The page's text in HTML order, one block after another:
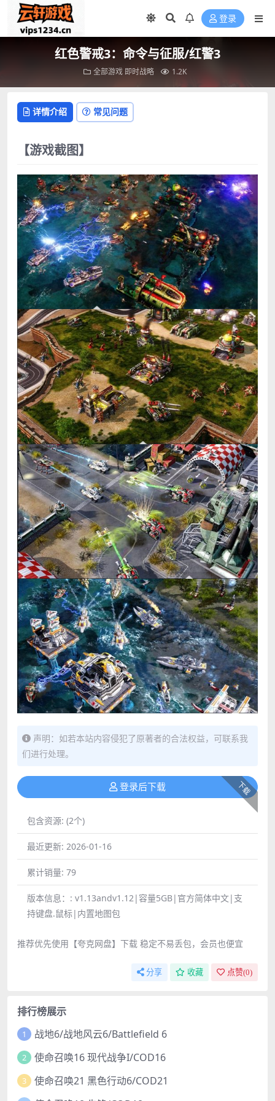
登录
红色警戒3：命令与征服/红警3
全部游戏即时战略 1.2K
详情介绍 常见问题
【游戏截图】
声明：如若本站内容侵犯了原著者的合法权益，可联系我
们进行处理。
下载
登录后下载
包含资源: (2个)
最近更新: 2026-01-16
累计销量: 79
版本信息：: v1.13andv1.12|容量5GB|官方简体中文|支
持键盘.鼠标|内置地图包
推荐优先使用【夸克网盘】下载 稳定不易丢包，会员也便宜
分享 收藏 点赞(0)
排行榜展示
1 战地6/战地风云6/Battlefield 6
2 使命召唤16 现代战争I/COD16
3 使命召唤21 黑色行动6/COD21